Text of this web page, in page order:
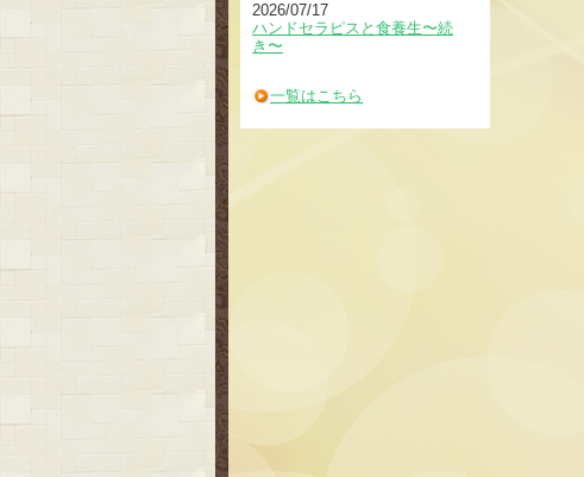
2026/07/17
ハンドセラピスと食養生〜続
き〜
一覧はこちら